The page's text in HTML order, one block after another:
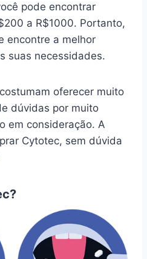
pode encontrar
a R$1000. Portanto,
encontre a melhor
suas necessidades.
oferecer muito
dúvidas por muito
em consideração. A
Cytotec, sem dúvida